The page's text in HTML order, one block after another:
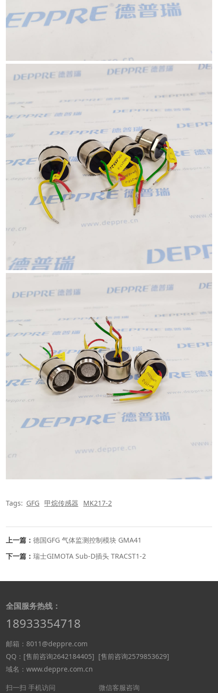
Tags: GFG 甲烷传感器 MK217-2
上一篇： 德国GFG 气体监测控制模块 GMA41
下一篇： 瑞士GIMOTA Sub-D插头 TRACST1-2
全国服务热线：
18933354718
邮箱：8011@deppre.com
QQ： [售前咨询2642184405] [售前咨询2579853629]
域名：www.deppre.com.cn
扫一扫 手机访问
微信客服咨询